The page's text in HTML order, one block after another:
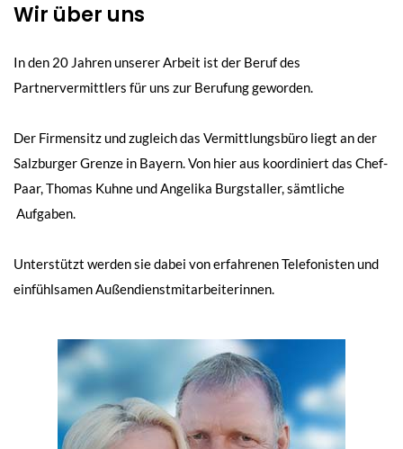
Wir über uns
In den 20 Jahren unserer Arbeit ist der Beruf des
Partnervermittlers für uns zur Berufung geworden.
Der Firmensitz und zugleich das Vermittlungsbüro liegt an der
Salzburger Grenze in Bayern. Von hier aus koordiniert das Chef-
Paar, Thomas Kuhne und Angelika Burgstaller, sämtliche
Aufgaben.
Unterstützt werden sie dabei von erfahrenen Telefonisten und
einfühlsamen Außendienstmitarbeiterinnen.